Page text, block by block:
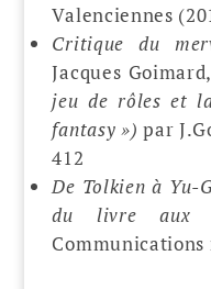
Valenciennes
Critique du
Jacques
jeu de rôles et
fantasy ») par
412
De Tolkien à Yu-
du livre aux
Communications